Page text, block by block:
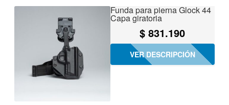
Funda para pierna Glock 44
Capa giratoria
$ 831.190
VER DESCRIPCIÓN